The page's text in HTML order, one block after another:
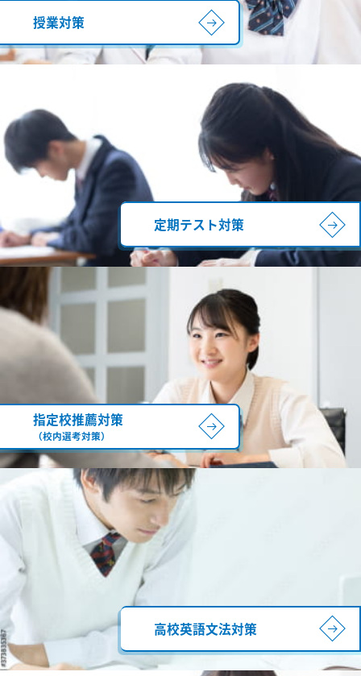
授業対策
定期テスト対策
指定校推薦対策
（校内選考対策）
高校英語文法対策